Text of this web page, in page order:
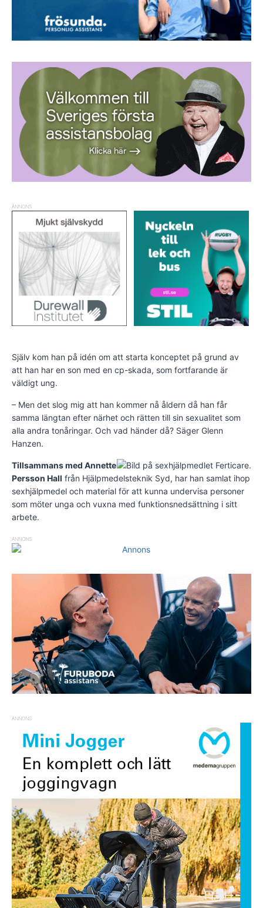
ANNONS
Själv kom han på idén om att starta konceptet på grund av
att han har en son med en cp-skada, som fortfarande är
väldigt ung.
– Men det slog mig att han kommer nå åldern då han får
samma längtan efter närhet och rätten till sin sexualitet som
alla andra tonåringar. Och vad händer då? Säger Glenn
Hanzen.
Tillsammans med Annette
Persson Hall från Hjälpmedelsteknik Syd, har han samlat ihop
sexhjälpmedel och material för att kunna undervisa personer
som möter unga och vuxna med funktionsnedsättning i sitt
arbete.
ANNONS
ANNONS